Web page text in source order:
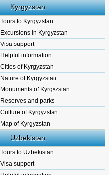
Kyrgyzstan
Tours to Kyrgyzstan
Excursions in Kyrgyzstan
Visa support
Helpful information
Cities of Kyrgyzstan
Nature of Kyrgyzstan
Monuments of Kyrgyzstan
Reserves and parks
Culture of Kyrgyzstan.
Map of Kyrgyzstan
Uzbekistan
Tours to Uzbekistan
Visa support